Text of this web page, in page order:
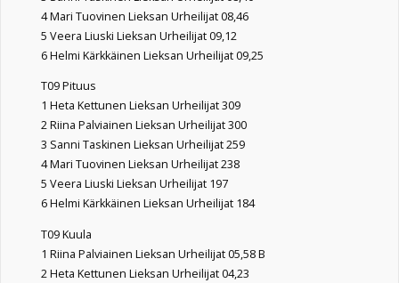
4 Mari Tuovinen Lieksan Urheilijat 08,46
5 Veera Liuski Lieksan Urheilijat 09,12
6 Helmi Kärkkäinen Lieksan Urheilijat 09,25
T09 Pituus
1 Heta Kettunen Lieksan Urheilijat 309
2 Riina Palviainen Lieksan Urheilijat 300
3 Sanni Taskinen Lieksan Urheilijat 259
4 Mari Tuovinen Lieksan Urheilijat 238
5 Veera Liuski Lieksan Urheilijat 197
6 Helmi Kärkkäinen Lieksan Urheilijat 184
T09 Kuula
1 Riina Palviainen Lieksan Urheilijat 05,58 B
2 Heta Kettunen Lieksan Urheilijat 04,23